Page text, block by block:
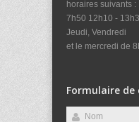
horaires suivants :
7h50 12h10 -
Jeudi, Vendredi
et le mercredi de
Formulaire